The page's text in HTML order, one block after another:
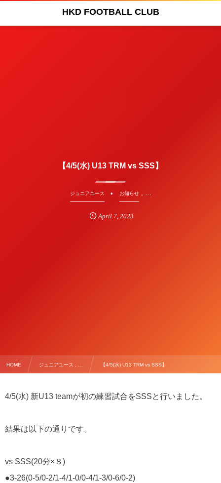
HKD FOOTBALL CLUB
【4/5(水) U13 TRM vs SSS】
ジュニアユース お知らせ, …
April 7, 2023
HOME ジュニアユース , … 【4/5(水) U13 TRM vs SSS】
4/5(水) 新U13 teamが初の練習試合をSSSと行いました。
結果は以下の通りです。
vs SSS(20分×８)
●3-26(0-5/0-2/1-4/1-0/0-4/1-3/0-6/0-2)